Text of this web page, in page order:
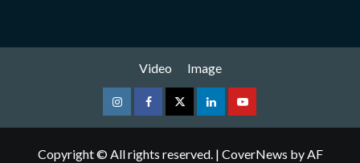
Video Image
InstagramFacebookTwitterLinkedinYoutube
Copyright © All rights reserved. | CoverNews by AF